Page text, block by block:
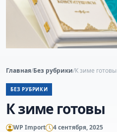
Главная/Без рубрики/К зиме готовы
БЕЗ РУБРИКИ
К зиме готовы
WP Import 4 сентября, 2025